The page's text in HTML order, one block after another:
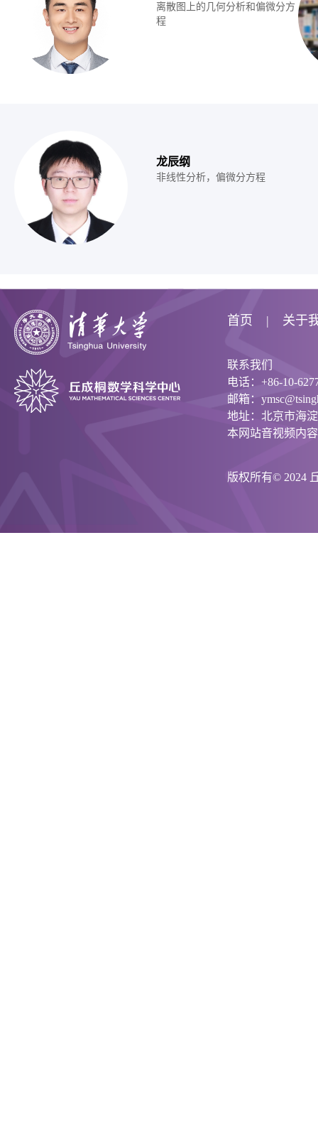
离散图上的几何分析和偏微分方
程
龙辰纲
非线性分析，偏微分方程
首页 关于
联系我们
电话：+86-10-
邮箱：
地址：北京市海
本网站音视频内
版权所有© 2024